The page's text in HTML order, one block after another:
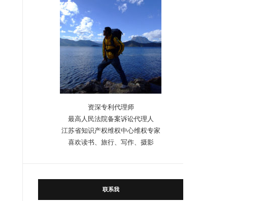
资深专利代理师
最高人民法院备案诉讼代理人
江苏省知识产权维权中心维权专家
喜欢读书、旅行、写作、摄影
联系我